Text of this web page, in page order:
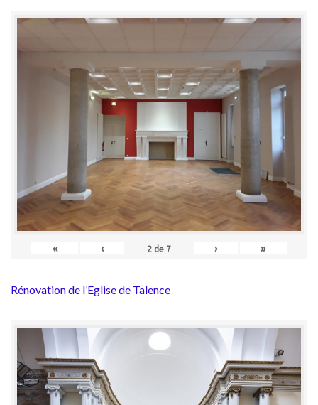
« ‹ 2 de 7 › »
Rénovation de l’Eglise de Talence